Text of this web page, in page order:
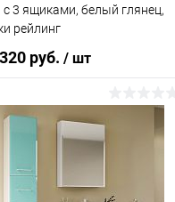
3 ящиками, белый глянец,
рейлинг
руб. / шт
В корзину
Купить в 1 клик